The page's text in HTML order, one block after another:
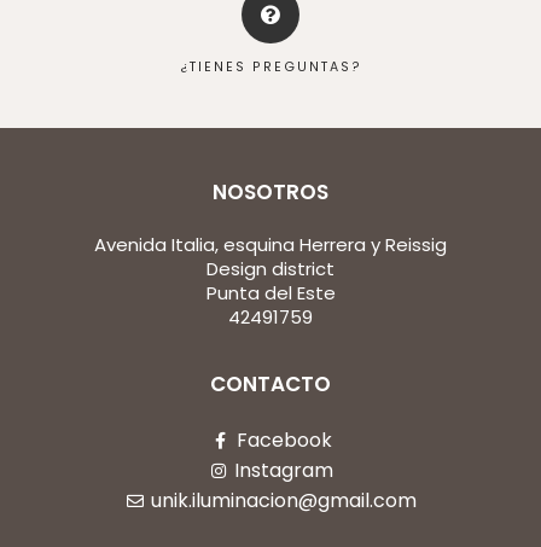
¿TIENES PREGUNTAS?
NOSOTROS
Avenida Italia, esquina Herrera y Reissig
Design district
Punta del Este
42491759
CONTACTO
Facebook
Instagram
unik.iluminacion@gmail.com